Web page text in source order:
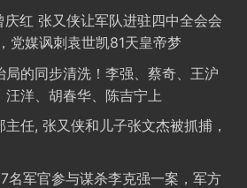
红 张又侠让军队进驻四中全会会
党媒讽刺袁世凯81天皇帝梦
局的同步清洗！李强、蔡奇、王沪
洋、胡春华、陈吉宁上
任, 张又侠和儿子张文杰被抓捕，
名军官参与谋杀李克强一案，军方